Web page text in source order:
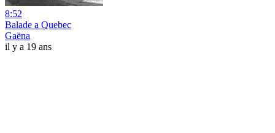
8:52
Balade a Quebec
Gaëna
il y a 19 ans